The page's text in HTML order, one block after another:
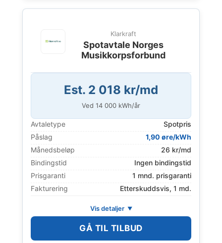
Klarkraft
Spotavtale Norges
Musikkorpsforbund
Est. 2 018 kr/md
Ved 14 000 kWh/år
Avtaletype
Spotpris
Påslag
1,90 øre/kWh
Månedsbeløp
26 kr/md
Bindingstid
Ingen bindingstid
Prisgaranti
1 mnd. prisgaranti
Fakturering
Etterskuddsvis, 1 md.
Vis detaljer
GÅ TIL TILBUD